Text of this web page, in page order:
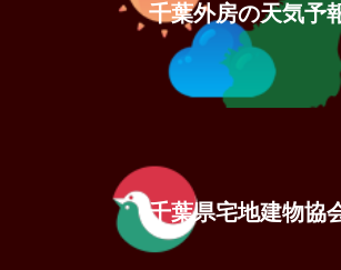
千葉外房の天気予
千葉県宅地建物協